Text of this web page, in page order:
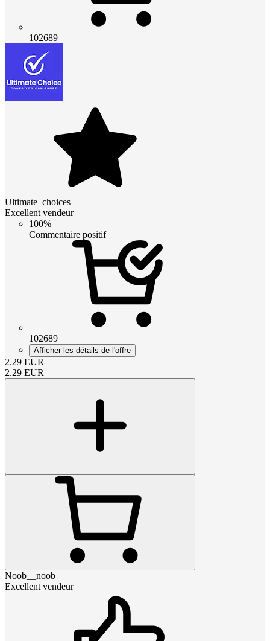
102689
Ultimate_choices
Excellent vendeur
100%
Commentaire positif
102689
Afficher les détails de l'offre
2.29 EUR
2.29 EUR
Noob__noob
Excellent vendeur